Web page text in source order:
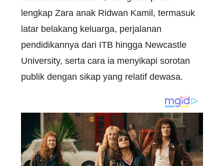
lengkap Zara anak Ridwan Kamil, termasuk
latar belakang keluarga, perjalanan
pendidikannya dari ITB hingga Newcastle
University, serta cara ia menyikapi sorotan
publik dengan sikap yang relatif dewasa.